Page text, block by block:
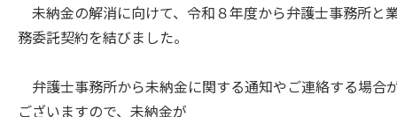
未納金の解消に向けて、令和８年度から弁護士事務所と
務委託契約を結びました。
弁護士事務所から未納金に関する通知やご連絡する場合
ございますので、未納金が